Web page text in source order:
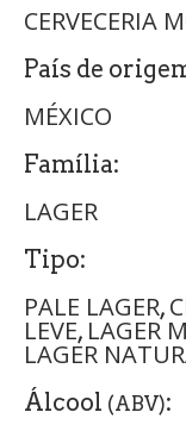
CERVECERIA
País de
MÉXICO
Família:
LAGER
Tipo:
PALE LAGER,
LEVE, LAGER
LAGER
Álcool (ABV):